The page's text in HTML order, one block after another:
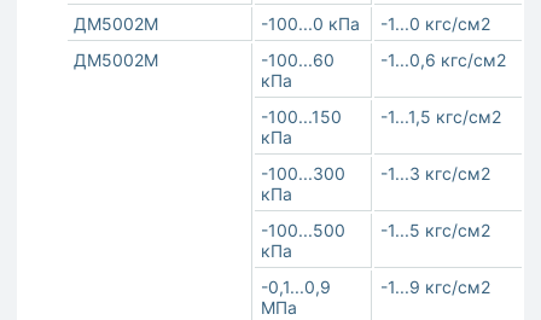
ДМ5002М
-100...0 кПа
-1...0 кгс/см2
ДМ5002М
-100...60
кПа
-1...0,6 кгс/см2
-100...150
кПа
-1...1,5 кгс/см2
-100...300
кПа
-1...3 кгс/см2
-100...500
кПа
-1...5 кгс/см2
-0,1...0,9
МПа
-1...9 кгс/см2